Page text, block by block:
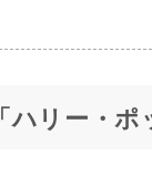
「ハリー・